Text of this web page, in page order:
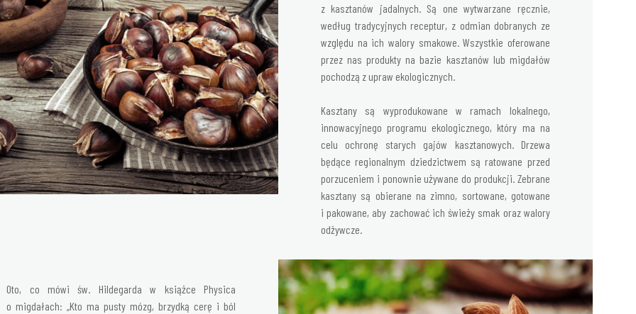
z kasztanów jadalnych. Są one wytwarzane ręcznie,
według tradycyjnych receptur, z odmian dobranych ze
względu na ich walory smakowe. Wszystkie oferowane
przez nas produkty na bazie kasztanów lub migdałów
pochodzą z upraw ekologicznych.
Kasztany są wyprodukowane w ramach lokalnego,
innowacyjnego programu ekologicznego, który ma na
celu ochronę starych gajów kasztanowych. Drzewa
będące regionalnym dziedzictwem są ratowane przed
porzuceniem i ponownie używane do produkcji. Zebrane
kasztany są obierane na zimno, sortowane, gotowane
i pakowane, aby zachować ich świeży smak oraz walory
odżywcze.
Oto, co mówi św. Hildegarda w książce Physica
o migdałach: „Kto ma pusty mózg, brzydką cerę i ból